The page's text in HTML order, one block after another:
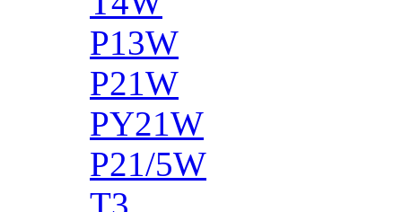
P13W
P21W
PY21W
P21/5W
T3